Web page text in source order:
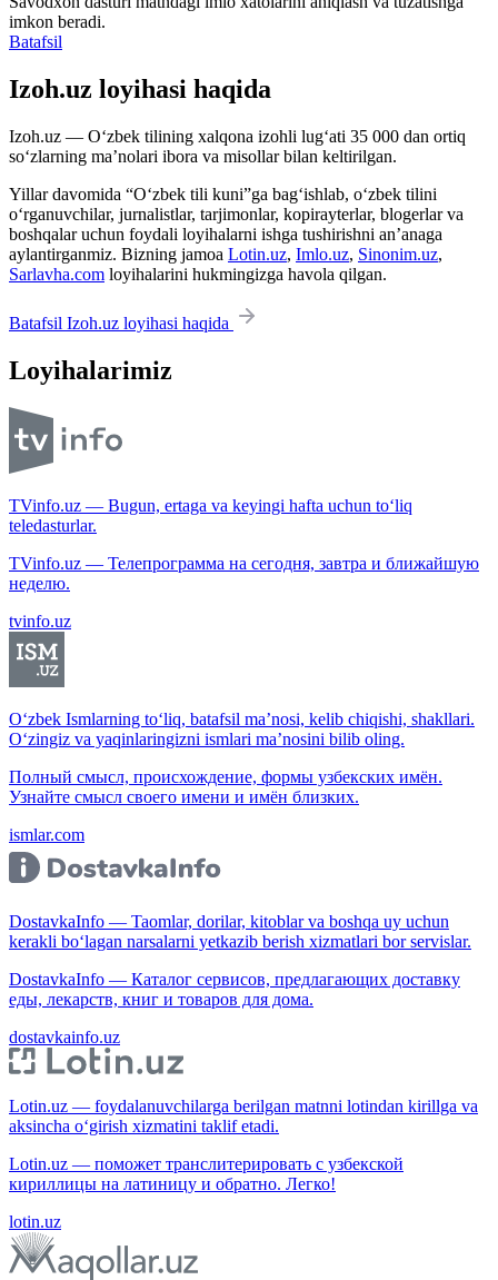
imkon beradi.
Batafsil
Izoh.uz loyihasi haqida
Izoh.uz — O‘zbek tilining xalqona izohli lug‘ati 35 000 dan ortiq
so‘zlarning ma’nolari ibora va misollar bilan keltirilgan.
Yillar davomida “O‘zbek tili kuni”ga bag‘ishlab, o‘zbek tilini
o‘rganuvchilar, jurnalistlar, tarjimonlar, kopirayterlar, blogerlar va
boshqalar uchun foydali loyihalarni ishga tushirishni an’anaga
aylantirganmiz. Bizning jamoa Lotin.uz, Imlo.uz, Sinonim.uz,
Sarlavha.com loyihalarini hukmingizga havola qilgan.
Batafsil Izoh.uz loyihasi haqida
Loyihalarimiz
TVinfo.uz — Bugun, ertaga va keyingi hafta uchun to‘liq
teledasturlar.
TVinfo.uz — Телепрограмма на сегодня, завтра и ближайшую
неделю.
tvinfo.uz
O‘zbek Ismlarning to‘liq, batafsil ma’nosi, kelib chiqishi, shakllari.
O‘zingiz va yaqinlaringizni ismlari ma’nosini bilib oling.
Полный смысл, происхождение, формы узбекских имён.
Узнайте смысл своего имени и имён близких.
ismlar.com
DostavkaInfo — Taomlar, dorilar, kitoblar va boshqa uy uchun
kerakli bo‘lagan narsalarni yetkazib berish xizmatlari bor servislar.
DostavkaInfo — Каталог сервисов, предлагающих доставку
еды, лекарств, книг и товаров для дома.
dostavkainfo.uz
Lotin.uz — foydalanuvchilarga berilgan matnni lotindan kirillga va
aksincha o‘girish xizmatini taklif etadi.
Lotin.uz — поможет транслитерировать с узбекской
кириллицы на латиницу и обратно. Легко!
lotin.uz